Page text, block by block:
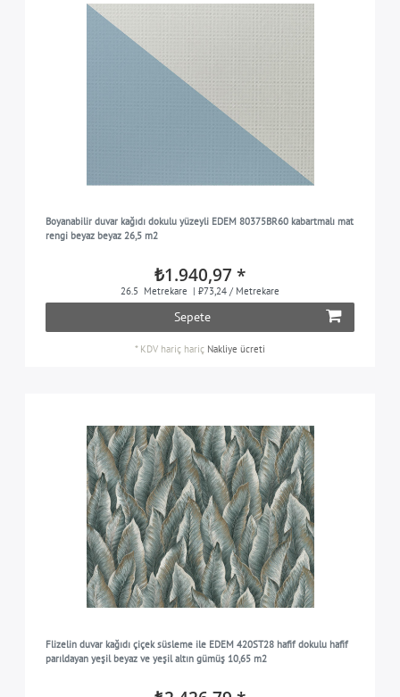
Boyanabilir duvar kağıdı dokulu yüzeyli EDEM 80375BR60 kabartmalı mat
rengi beyaz beyaz 26,5 m2
₺1.940,97 *
26.5 Metrekare | ₺73,24 / Metrekare
Sepete
* KDV hariç hariç Nakliye ücreti
Flizelin duvar kağıdı çiçek süsleme ile EDEM 420ST28 hafif dokulu hafif
parıldayan yeşil beyaz ve yeşil altın gümüş 10,65 m2